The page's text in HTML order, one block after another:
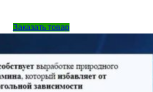
Заказать товар